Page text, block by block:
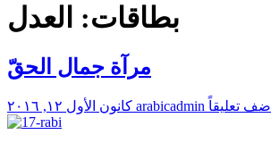
بطاقات: العدل
مرآة جمال الحقّ
arabicadmin أضف تعليقاً